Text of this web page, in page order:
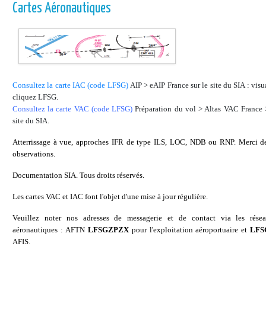
Cartes Aéronautiques
Consultez la carte IAC (code LFSG)AIP > eAIP France sur le site du SIA :
cliquez LFSG.
Consultez la carte VAC (code LFSG) Préparation du vol > Altas VAC France
site du SIA.
Atterrissage à vue, approches IFR de type ILS, LOC, NDB ou RNP. Merci
observations.
Documentation SIA. Tous droits réservés.
Les cartes VAC et IAC font l'objet d'une mise à jour régulière.
Veuillez noter nos adresses de messagerie et de contact via les
aéronautiques : AFTNLFSGZPZXpour l'exploitation aéroportuaire et
AFIS.